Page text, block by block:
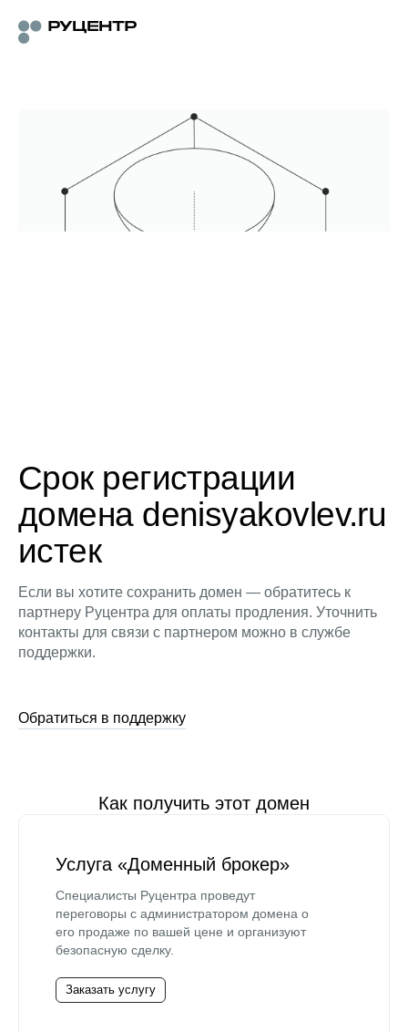
Срок регистрации
домена denisyakovlev.ru
истек
Если вы хотите сохранить домен — обратитесь к
партнеру Руцентра для оплаты продления. Уточнить
контакты для связи с партнером можно в службе
поддержки.
Обратиться в поддержку
Как получить этот домен
Услуга «Доменный брокер»
Специалисты Руцентра проведут
переговоры с администратором домена о
его продаже по вашей цене и организуют
безопасную сделку.
Заказать услугу